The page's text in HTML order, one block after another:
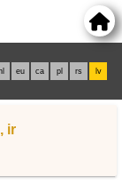
eu ca pl rs lv
ir